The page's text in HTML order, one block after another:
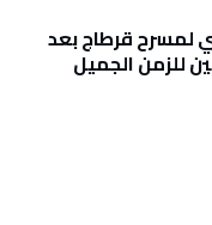
لمسرح قرطاج بعد